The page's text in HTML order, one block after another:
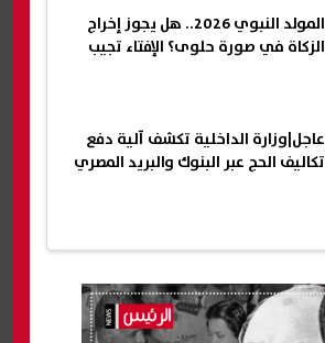
المولد النبوي 2026.. هل يجوز إخراج
الزكاة في صورة حلوى؟ الإفتاء تجيب
عاجل|وزارة الداخلية تكشف آلية دفع
تكاليف الحج عبر البنوك والبريد المصري